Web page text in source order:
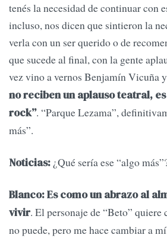
tenés la necesidad de continuar con
incluso, nos dicen que sintieron la
verla con un ser querido o de
que sucede al final, con la gente
vez vino a vernos Benjamín Vicuña
no reciben un aplauso teatral,
rock”. “Parque Lezama”,
más”.
Noticias: ¿Qué sería ese “algo
Blanco: Es como un abrazo al
vivir. El personaje de “Beto”
no puede, pero me hace cambiar a